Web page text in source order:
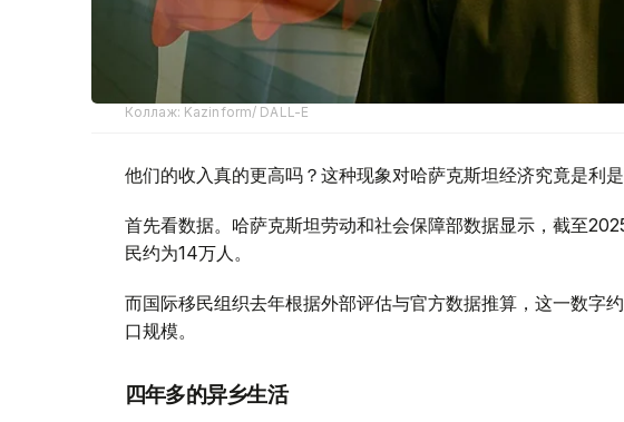
Коллаж: Kazinform/ DALL-E
他们的收入真的更高吗？这种现象对哈萨克斯坦经济究竟是利
首先看数据。哈萨克斯坦劳动和社会保障部数据显示，截至
民约为14万人。
而国际移民组织去年根据外部评估与官方数据推算，这一数字
口规模。
四年多的异乡生活